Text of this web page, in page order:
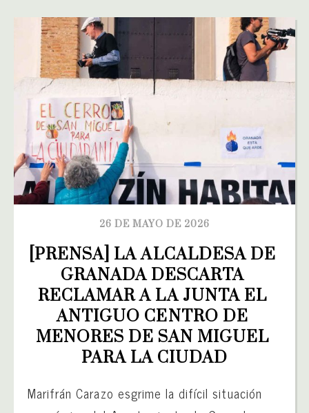
26 DE MAYO DE 2026
[PRENSA] LA ALCALDESA DE
GRANADA DESCARTA
RECLAMAR A LA JUNTA EL
ANTIGUO CENTRO DE
MENORES DE SAN MIGUEL
PARA LA CIUDAD
Marifrán Carazo esgrime la difícil situación